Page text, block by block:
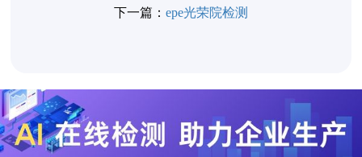
下一篇： epe光荣院检测